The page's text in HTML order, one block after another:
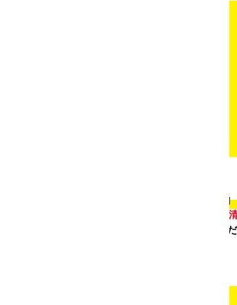
を多数導入し、
快適な車両の提供を追求しています。もちろん追